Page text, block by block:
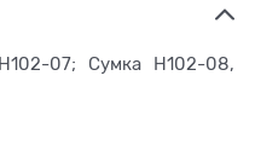
07; Сумка H102-08,